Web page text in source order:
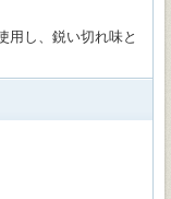
用し、鋭い切れ味と